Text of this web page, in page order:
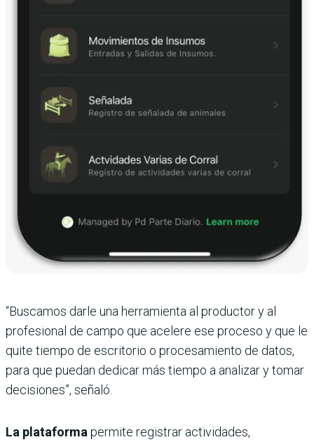
“Buscamos darle una herramienta al productor y al
profesional de campo que acelere ese proceso y que le
quite tiempo de escritorio o procesamiento de datos,
para que puedan dedicar más tiempo a analizar y tomar
decisiones”, señaló.
La plataformapermite registrar actividades,